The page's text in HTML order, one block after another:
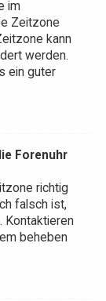
im
Zeitzone
kann
werden.
ein guter
Forenuhr
richtig
falsch ist,
Kontaktieren
beheben